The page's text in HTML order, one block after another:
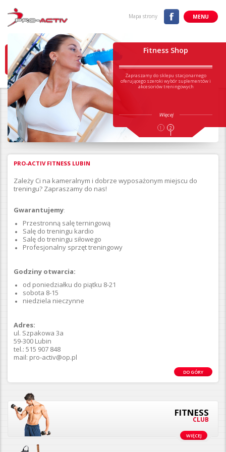
Mapa strony MENU
1 2
Fitness Shop
Zapraszamy do sklepu stacjonarnego
oferującego szeroki wybór suplementów i
akcesoriów treningowych
Więcej
PRO-ACTIV FITNESS LUBIN
Zależy Ci na kameralnym i dobrze wyposażonym miejscu do
treningu? Zapraszamy do nas!
Gwarantujemy:
Przestronną salę terningową
Salę do treningu kardio
Salę do treningu siłowego
Profesjonalny sprzęt treningowy
Godziny otwarcia:
od poniedziałku do piątku 8-21
sobota 8-15
niedziela nieczynne
Adres:
ul. Szpakowa 3a
59-300 Lubin
tel.: 515 907 848
mail: pro-activ@op.pl
DO GÓRY
FITNESS
CLUB
WIĘCEJ